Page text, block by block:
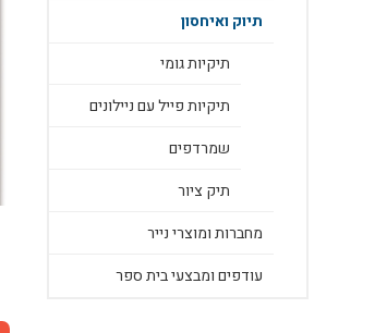
תיוק ואיחסון
תיקיות גומי
תיקיות פייל עם ניילונים
שמרדפים
תיק ציור
מחברות ומוצרי נייר
עודפים ומבצעי בית ספר